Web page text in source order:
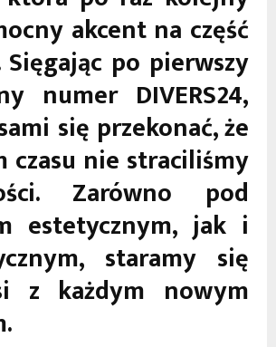
akcent na część
po pierwszy
numer DIVERS24,
się przekonać, że
czasu nie straciliśmy
Zarówno pod
estetycznym, jak i
staramy się
z każdym nowym